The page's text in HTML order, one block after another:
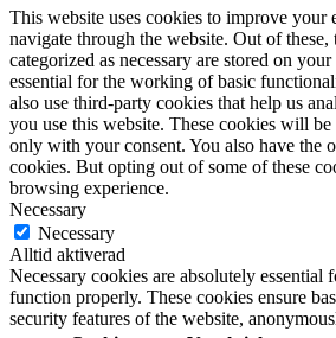
This website uses cookies to improve your
navigate through the website. Out of these,
categorized as necessary are stored on
essential for the working of basic
also use third-party cookies that help us
you use this website. These cookies will
only with your consent. You also have the
cookies. But opting out of some of these
browsing experience.
Necessary
Necessary
Alltid aktiverad
Necessary cookies are absolutely essential
function properly. These cookies ensure
security features of the website,